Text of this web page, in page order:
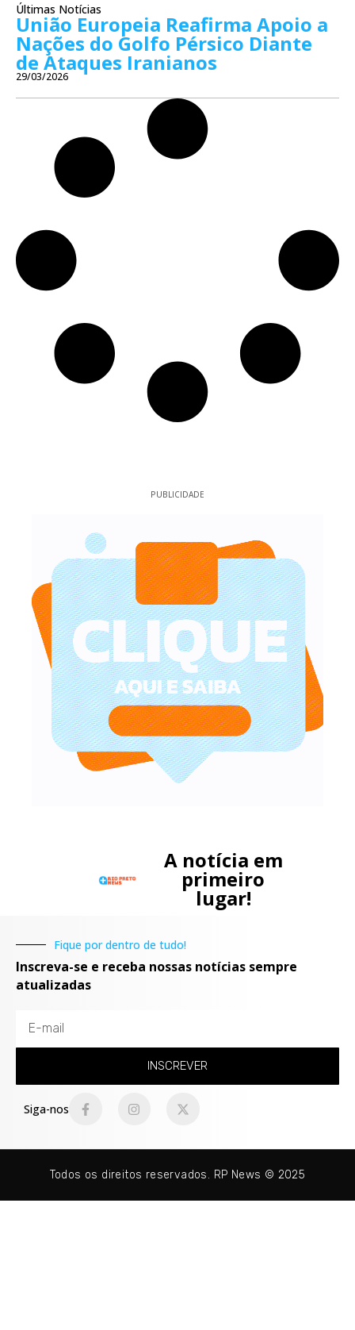
Últimas Notícias
União Europeia Reafirma Apoio a
Nações do Golfo Pérsico Diante
de Ataques Iranianos
29/03/2026
PUBLICIDADE
A notícia em
primeiro
lugar!
Fique por dentro de tudo!
Inscreva-se e receba nossas notícias sempre
atualizadas
INSCREVER
Siga-nos
Todos os direitos reservados. RP News © 2025